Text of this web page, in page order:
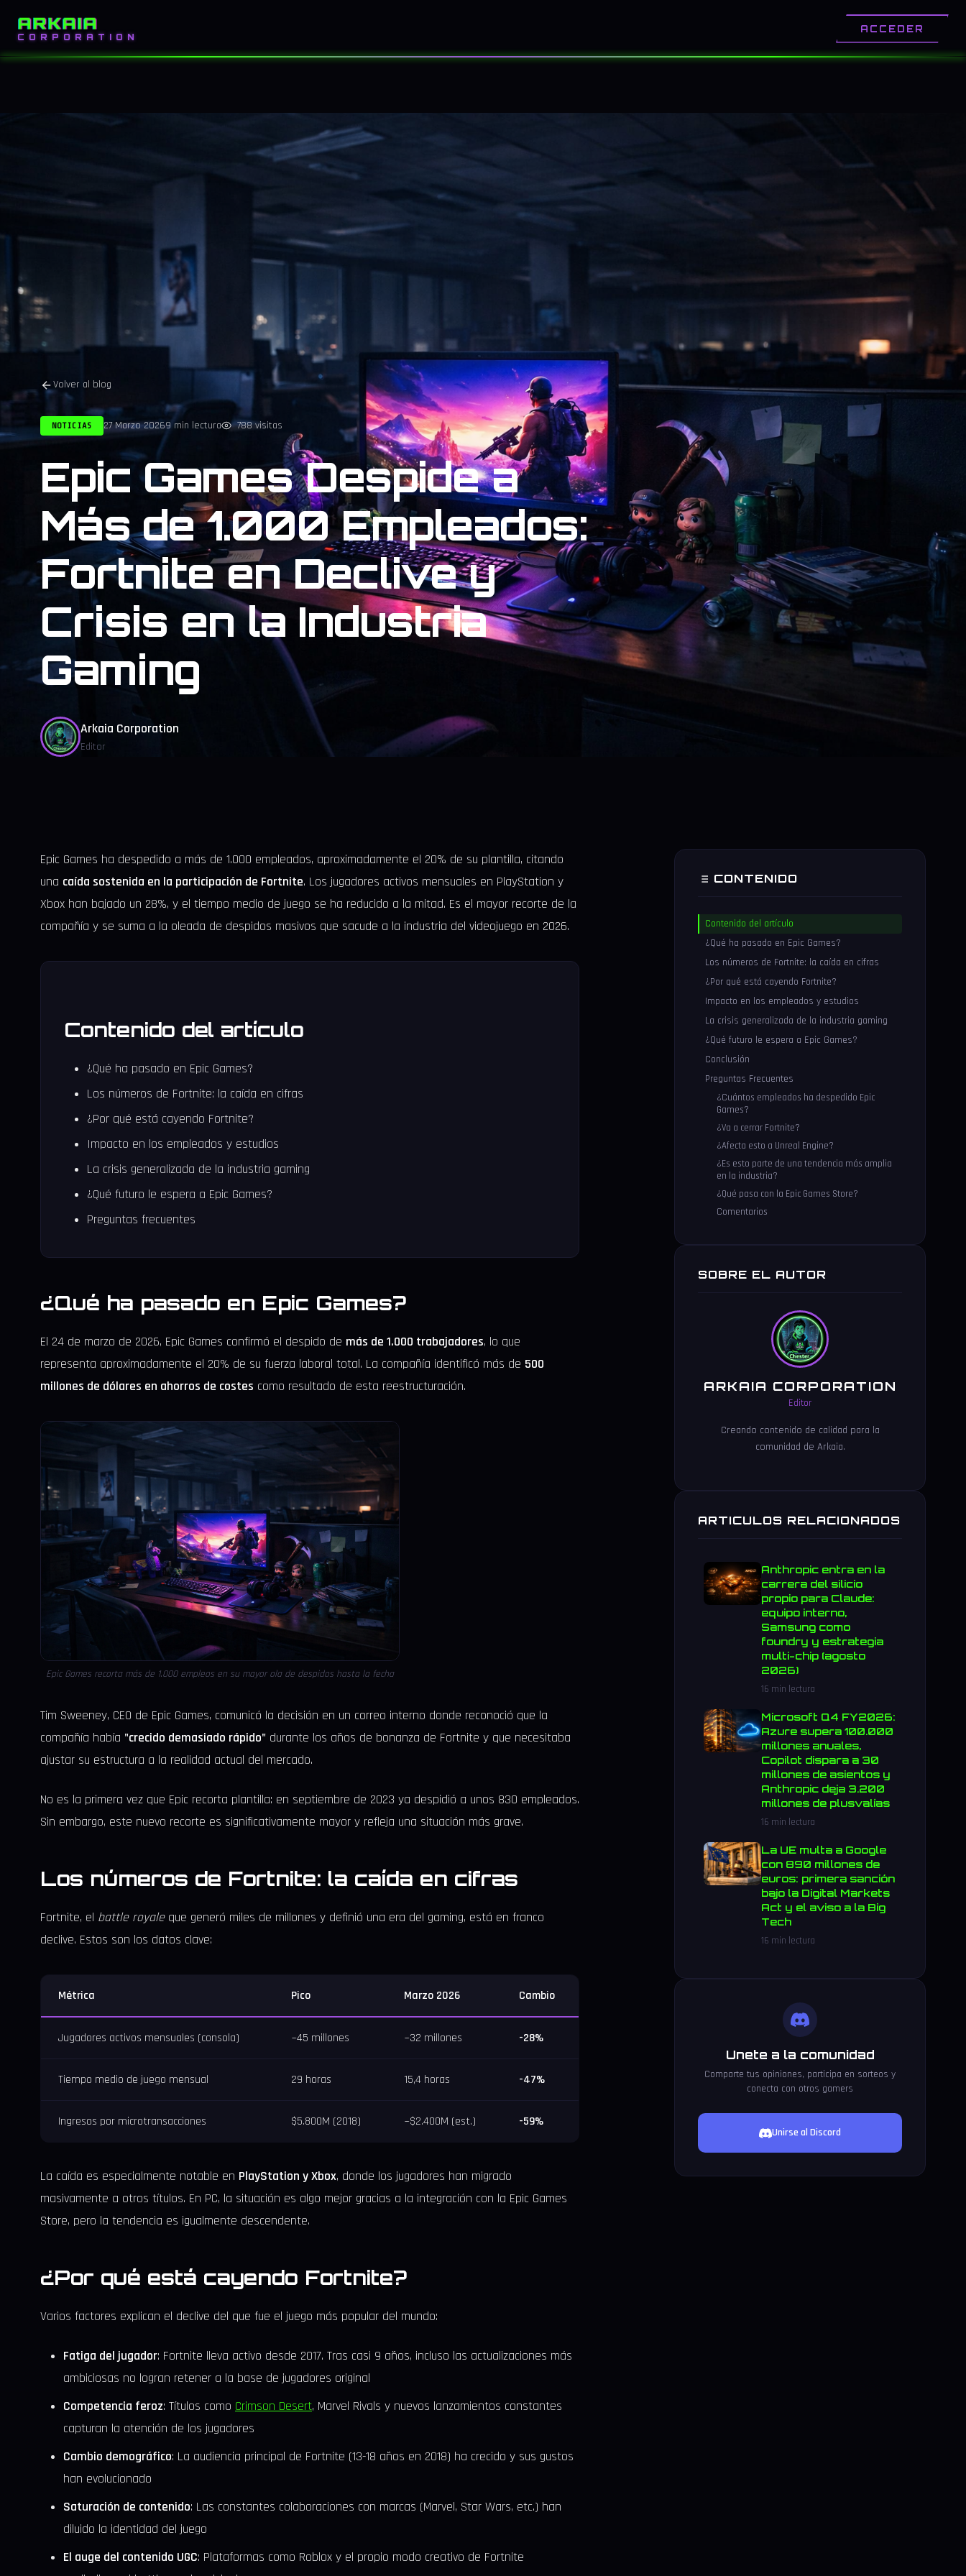
ARKAIA
CORPORATION
ACCEDER
Volver al blog
NOTICIAS 27 Marzo 20269 min lectura 788 visitas
Epic Games Despide a
Más de 1.000 Empleados:
Fortnite en Declive y
Crisis en la Industria
Gaming
Arkaia Corporation
Editor
Epic Games ha despedido a más de 1.000 empleados, aproximadamente el 20% de su plantilla, citando
una caída sostenida en la participación de Fortnite. Los jugadores activos mensuales en PlayStation y
Xbox han bajado un 28%, y el tiempo medio de juego se ha reducido a la mitad. Es el mayor recorte de la
compañía y se suma a la oleada de despidos masivos que sacude a la industria del videojuego en 2026.
Contenido del artículo
¿Qué ha pasado en Epic Games?
Los números de Fortnite: la caída en cifras
¿Por qué está cayendo Fortnite?
Impacto en los empleados y estudios
La crisis generalizada de la industria gaming
¿Qué futuro le espera a Epic Games?
Preguntas frecuentes
¿Qué ha pasado en Epic Games?
El 24 de marzo de 2026, Epic Games confirmó el despido de más de 1.000 trabajadores, lo que
representa aproximadamente el 20% de su fuerza laboral total. La compañía identificó más de 500
millones de dólares en ahorros de costes como resultado de esta reestructuración.
Epic Games recorta más de 1.000 empleos en su mayor ola de despidos hasta la fecha
Tim Sweeney, CEO de Epic Games, comunicó la decisión en un correo interno donde reconoció que la
compañía había "crecido demasiado rápido" durante los años de bonanza de Fortnite y que necesitaba
ajustar su estructura a la realidad actual del mercado.
No es la primera vez que Epic recorta plantilla: en septiembre de 2023 ya despidió a unos 830 empleados.
Sin embargo, este nuevo recorte es significativamente mayor y refleja una situación más grave.
Los números de Fortnite: la caída en cifras
Fortnite, el battle royaleque generó miles de millones y definió una era del gaming, está en franco
declive. Estos son los datos clave:
Métrica Pico Marzo 2026 Cambio
Jugadores activos mensuales (consola) ~45 millones ~32 millones -28%
Tiempo medio de juego mensual 29 horas 15,4 horas -47%
Ingresos por microtransacciones $5.800M (2018) ~$2.400M (est.) -59%
La caída es especialmente notable en PlayStation y Xbox, donde los jugadores han migrado
masivamente a otros títulos. En PC, la situación es algo mejor gracias a la integración con la Epic Games
Store, pero la tendencia es igualmente descendente.
¿Por qué está cayendo Fortnite?
Varios factores explican el declive del que fue el juego más popular del mundo:
Fatiga del jugador: Fortnite lleva activo desde 2017. Tras casi 9 años, incluso las actualizaciones más
ambiciosas no logran retener a la base de jugadores original
Competencia feroz: Títulos como Crimson Desert, Marvel Rivals y nuevos lanzamientos constantes
capturan la atención de los jugadores
Cambio demográfico: La audiencia principal de Fortnite (13-18 años en 2018) ha crecido y sus gustos
han evolucionado
Saturación de contenido: Las constantes colaboraciones con marcas (Marvel, Star Wars, etc.) han
diluido la identidad del juego
El auge del contenido UGC: Plataformas como Roblox y el propio modo creativo de Fortnite
CONTENIDO
Contenido del artículo
¿Qué ha pasado en Epic Games?
Los números de Fortnite: la caída en cifras
¿Por qué está cayendo Fortnite?
Impacto en los empleados y estudios
La crisis generalizada de la industria gaming
¿Qué futuro le espera a Epic Games?
Conclusión
Preguntas Frecuentes
¿Cuántos empleados ha despedido Epic
Games?
¿Va a cerrar Fortnite?
¿Afecta esto a Unreal Engine?
¿Es esto parte de una tendencia más amplia
en la industria?
¿Qué pasa con la Epic Games Store?
Comentarios
SOBRE EL AUTOR
ARKAIA CORPORATION
Editor
Creando contenido de calidad para la
comunidad de Arkaia.
ARTICULOS RELACIONADOS
Anthropic entra en la
carrera del silicio
propio para Claude:
equipo interno,
Samsung como
foundry y estrategia
multi-chip (agosto
2026)
16 min lectura
Microsoft Q4 FY2026:
Azure supera 100.000
millones anuales,
Copilot dispara a 30
millones de asientos y
Anthropic deja 3.200
millones de plusvalías
16 min lectura
La UE multa a Google
con 890 millones de
euros: primera sanción
bajo la Digital Markets
Act y el aviso a la Big
Tech
16 min lectura
Unete a la comunidad
Comparte tus opiniones, participa en sorteos y
conecta con otros gamers
Unirse al Discord